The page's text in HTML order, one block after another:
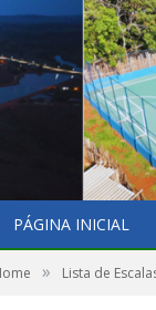
PÁGINA INICIAL
» Lista de